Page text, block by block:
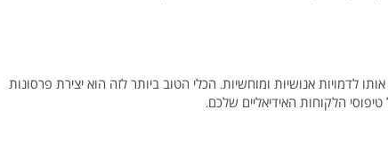
לדמויות אנושיות ומוחשיות. הכלי הטוב ביותר לזה הוא יצירת פרסונות